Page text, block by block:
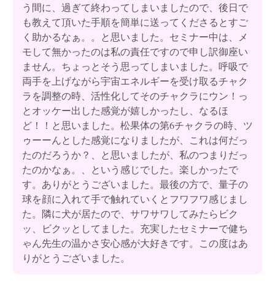
う間に、過ぎて終わってしまいましたので、後日で
も教えて頂いた手順を簡単に送ってくださるとすご
く助かるなぁ。。と思いました。セミナー中は、メ
モして無かったのは私の責任ですので申し訳御座い
ません。ちょっとそう思ってしまいました。呼吸で
両手を上げながら宇宙エネルギーを受け取るチャク
ラを調整の時、活性化してそのチャクラにウン！っ
とオッケー出した感覚が嬉しかったし、なるほ
ど！！と思いました。松果体の第6チャクラの時、ツ
ゥーーんとした感覚になりましたが、これは何だっ
たのだろうか？、と思いましたが、私のつまりだっ
たのかなぁ。、という感じでした。楽しかったで
す。ありがとうございました。最後の方で、量子の
球を顔に入れて手で触れていくとフワフワ感じまし
た。隣に犬が居たので、サワサワしてみたらビク
ッ、ビクッとしてました。充実したセミナーで健ち
ゃん先生の温かさ安心感が大好きです。この度はあ
りがとうございました。